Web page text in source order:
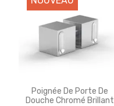
Poignée De Porte De
Douche Chromé Brillant